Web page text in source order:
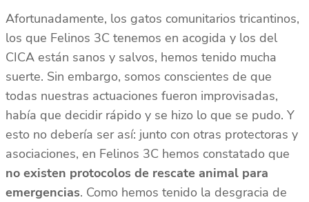
Afortunadamente, los gatos comunitarios tricantinos,
los que Felinos 3C tenemos en acogida y los del
CICA están sanos y salvos, hemos tenido mucha
suerte. Sin embargo, somos conscientes de que
todas nuestras actuaciones fueron improvisadas,
había que decidir rápido y se hizo lo que se pudo. Y
esto no debería ser así: junto con otras protectoras y
asociaciones, en Felinos 3C hemos constatado que
no existen protocolos de rescate animal para
emergencias. Como hemos tenido la desgracia de